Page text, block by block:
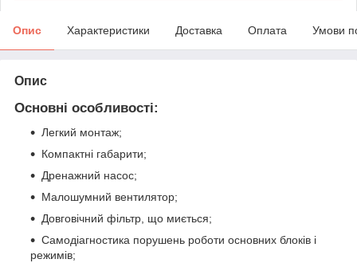
Опис Характеристики Доставка Оплата Умови
Опис
Основні особливості:
Легкий монтаж;
Компактні габарити;
Дренажний насос;
Малошумний вентилятор;
Довговічний фільтр, що миється;
Самодіагностика порушень роботи основних блоків і
режимів;